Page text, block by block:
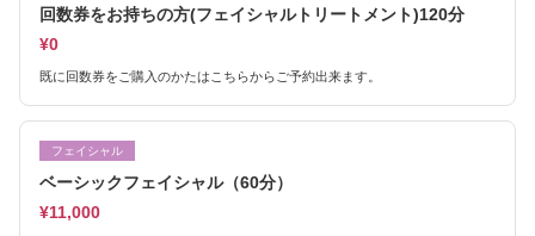
回数券をお持ちの方(フェイシャルトリートメント)120分
¥0
既に回数券をご購入のかたはこちらからご予約出来ます。
フェイシャル
ベーシックフェイシャル（60分）
¥11,000